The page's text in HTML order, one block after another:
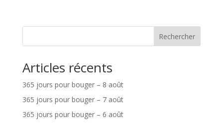
Rechercher
Articles récents
365 jours pour bouger – 8 août
365 jours pour bouger – 7 août
365 jours pour bouger – 6 août